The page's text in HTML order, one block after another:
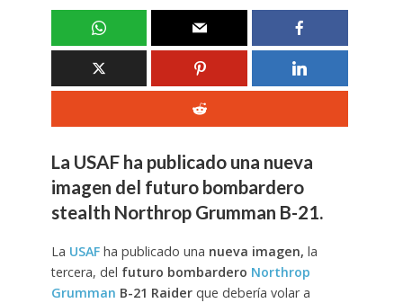
La USAF ha publicado una nueva
imagen del futuro bombardero
stealth Northrop Grumman B-21.
La USAFha publicado una nueva imagen, la
tercera, del futuro bombardero Northrop
Grumman B-21 Raiderque debería volar a